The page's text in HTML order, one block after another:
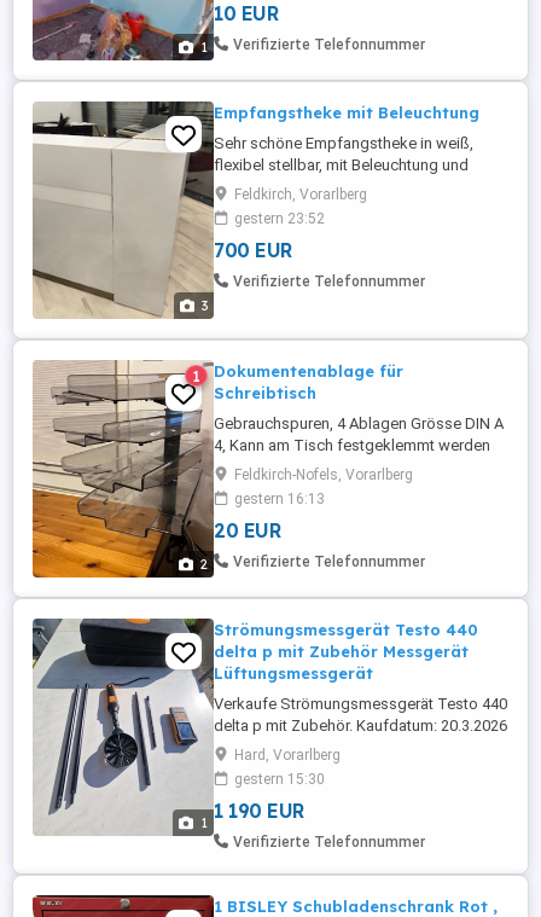
1
10 EUR
Verifizierte Telefonnummer
3
Empfangstheke mit Beleuchtung
Sehr schöne Empfangstheke in weiß,
flexibel stellbar, mit Beleuchtung und
Glasabdeckung. Ideal für Kosmetikstudio
oder Ähnliches.
Feldkirch, Vorarlberg
gestern 23:52
700 EUR
Verifizierte Telefonnummer
2
1
Dokumentenablage für
Schreibtisch
Gebrauchspuren, 4 Ablagen Grösse DIN A
4, Kann am Tisch festgeklemmt werden
Feldkirch-Nofels, Vorarlberg
gestern 16:13
20 EUR
Verifizierte Telefonnummer
1
Strömungsmessgerät Testo 440
delta p mit Zubehör Messgerät
Lüftungsmessgerät
Verkaufe Strömungsmessgerät Testo 440
delta p mit Zubehör. Kaufdatum: 20.3.2026
Kaufpreis damals: 2065,08
Hard, Vorarlberg
gestern 15:30
1 190 EUR
Verifizierte Telefonnummer
1 BISLEY Schubladenschrank Rot ,